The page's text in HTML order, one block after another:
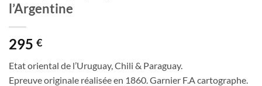
l’Argentine
295 €
Etat oriental de l’Uruguay, Chili & Paraguay.
Epreuve originale réalisée en 1860. Garnier F.A cartographe.